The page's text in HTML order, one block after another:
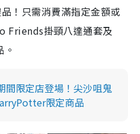
！只需消費滿指定金額或
Friends掛頸八達通套及
間限定店登場！尖沙咀鬼
限定商品